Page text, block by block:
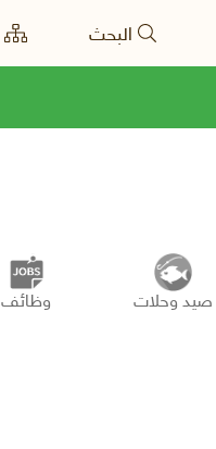
البحث
صيد وحلات وظائف